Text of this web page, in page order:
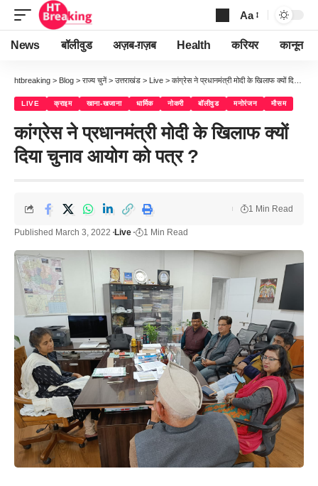
Font
Resizer
Aa
News बॉलीवुड अज़ब-ग़ज़ब Health करियर कानून
htbreaking > Blog > राज्य चुनें > उत्तराखंड > Live > कांग्रेस ने प्रधानमंत्री मोदी के खिलाफ क्यों दिया चुनाव आयोग को पत्र ?
LIVE क्राइम खाना-खजाना धार्मिक नोकरी बॉलीवुड मनोरंजन मौसम
कांग्रेस ने प्रधानमंत्री मोदी के खिलाफ क्यों
दिया चुनाव आयोग को पत्र ?
Published March 3, 2022 Live 1 Min Read
1 Min Read